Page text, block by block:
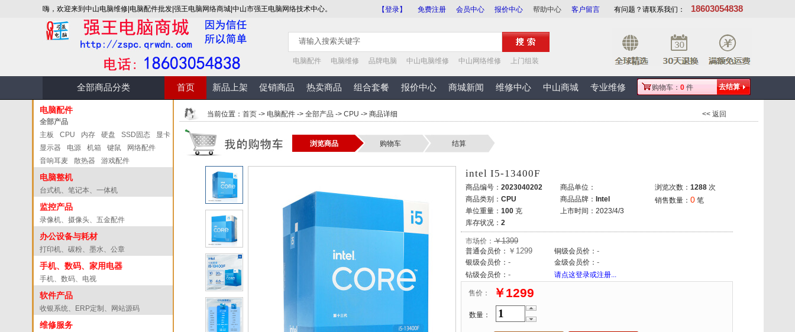
嗨，欢迎来到中山电脑维修|电脑配件批发|强王电脑网络商城|中山市强王电脑网络技术中心。 【登录】 免费注册 会员中心 报价中心 帮助中心 客户留言 有问题？请联系我们： 18603054838
电脑配件 电脑维修 品牌电脑 中山电脑维修 中山网络维修 上门组装
全部商品分类 首页 新品上架 促销商品 热卖商品 组合套餐 报价中心 商城新闻 维修中心 中山商城 专业维修 去结算
购物车： 0 件
电脑配件
全部产品
主板
CPU 内存 硬盘 SSD固态
显卡
显示器
电源 机箱 键鼠
网络配件
音响耳麦
散热器 游戏配件
电脑整机
台式机、笔记本、一体机
监控产品
录像机、摄像头、五金配件
办公设备与耗材
打印机、碳粉、墨水、公章
手机、数码、家用电器
手机、数码、电视
软件产品
收银系统、ERP定制、网站源码
维修服务
当前位置： 首页-> 电脑配件-> 全部产品 -> CPU -> 商品详细 << 返回
浏览商品 购物车 结算
intel I5-13400F
商品编号： 2023040202
商品单位：
商品类别： CPU 商品品牌： Intel
单位重量： 100 克
上市时间：2023/4/3
库存状况： 2
浏览次数： 1288 次
销售数量： 0 笔
市场价： ￥1399
普通会员价： ￥1299 铜级会员价： -
银级会员价： - 金级会员价： -
钻级会员价： - 请点这登录或注册...
售价： ￥1299
数量：